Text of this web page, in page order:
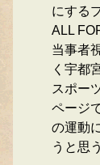
にする
ALL
当事者
く宇都
スポー
ページ
の運動
うと思